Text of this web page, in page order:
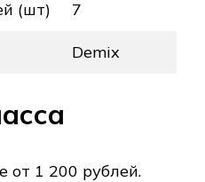
(шт) 7
Demix
от 1 200 рублей.